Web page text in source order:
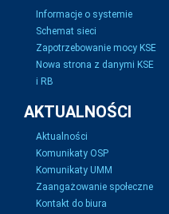
Informacje o systemie
Schemat sieci
Zapotrzebowanie mocy KSE
Nowa strona z danymi KSE
i RB
AKTUALNOŚCI
Aktualności
Komunikaty OSP
Komunikaty UMM
Zaangażowanie społeczne
Kontakt do biura